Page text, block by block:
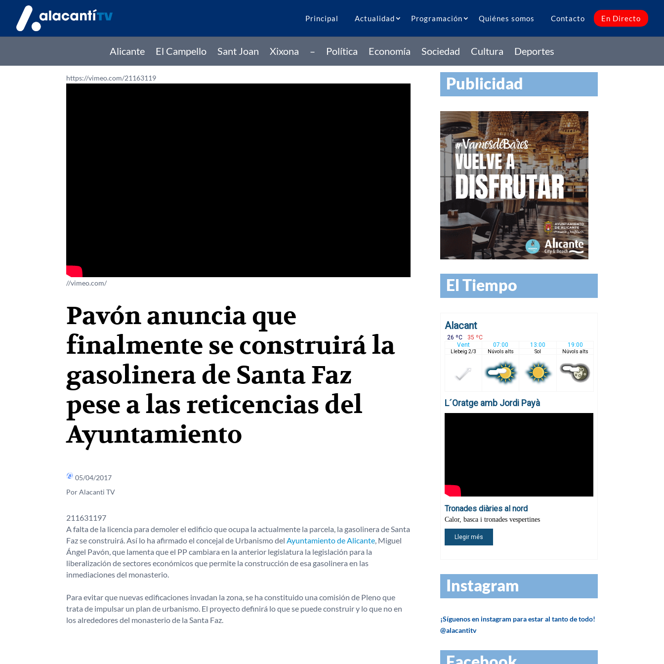
Principal Actualidad Programación Quiénes somos Contacto En Directo
Alicante El Campello Sant Joan Xixona – Política Economía Sociedad Cultura Deportes
https://vimeo.com/21163119
//vimeo.com/
Pavón anuncia que
finalmente se construirá la
gasolinera de Santa Faz
pese a las reticencias del
Ayuntamiento
05/04/2017
Por Alacanti TV
211631197
A falta de la licencia para demoler el edificio que ocupa la actualmente la parcela, la gasolinera de Santa
Faz se construirá. Así lo ha afirmado el concejal de Urbanismo delAyuntamiento de Alicante, Miguel
Ángel Pavón, que lamenta que el PP cambiara en la anterior legislatura la legislación para la
liberalización de sectores económicos que permite la construcción de esa gasolinera en las
inmediaciones del monasterio.
Para evitar que nuevas edificaciones invadan la zona, se ha constituido una comisión de Pleno que
trata de impulsar un plan de urbanismo. El proyecto definirá lo que se puede construir y lo que no en
los alrededores del monasterio de la Santa Faz.
Publicidad
El Tiempo
Instagram
¡Síguenos en instagram para estar al tanto de todo!
@alacantitv